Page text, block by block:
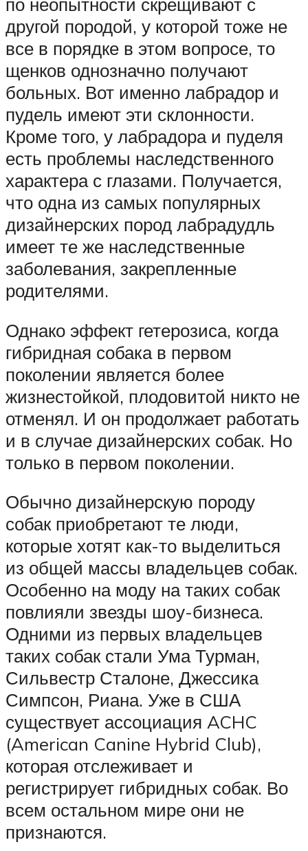
другой породой, у которой тоже не
все в порядке в этом вопросе, то
щенков однозначно получают
больных. Вот именно лабрадор и
пудель имеют эти склонности.
Кроме того, у лабрадора и пуделя
есть проблемы наследственного
характера с глазами. Получается,
что одна из самых популярных
дизайнерских пород лабрадудль
имеет те же наследственные
заболевания, закрепленные
родителями.
Однако эффект гетерозиса, когда
гибридная собака в первом
поколении является более
жизнестойкой, плодовитой никто не
отменял. И он продолжает работать
и в случае дизайнерских собак. Но
только в первом поколении.
Обычно дизайнерскую породу
собак приобретают те люди,
которые хотят как-то выделиться
из общей массы владельцев собак.
Особенно на моду на таких собак
повлияли звезды шоу-бизнеса.
Одними из первых владельцев
таких собак стали Ума Турман,
Сильвестр Сталоне, Джессика
Симпсон, Риана. Уже в США
существует ассоциация ACHC
(American Canine Hybrid Club),
которая отслеживает и
регистрирует гибридных собак. Во
всем остальном мире они не
признаются.